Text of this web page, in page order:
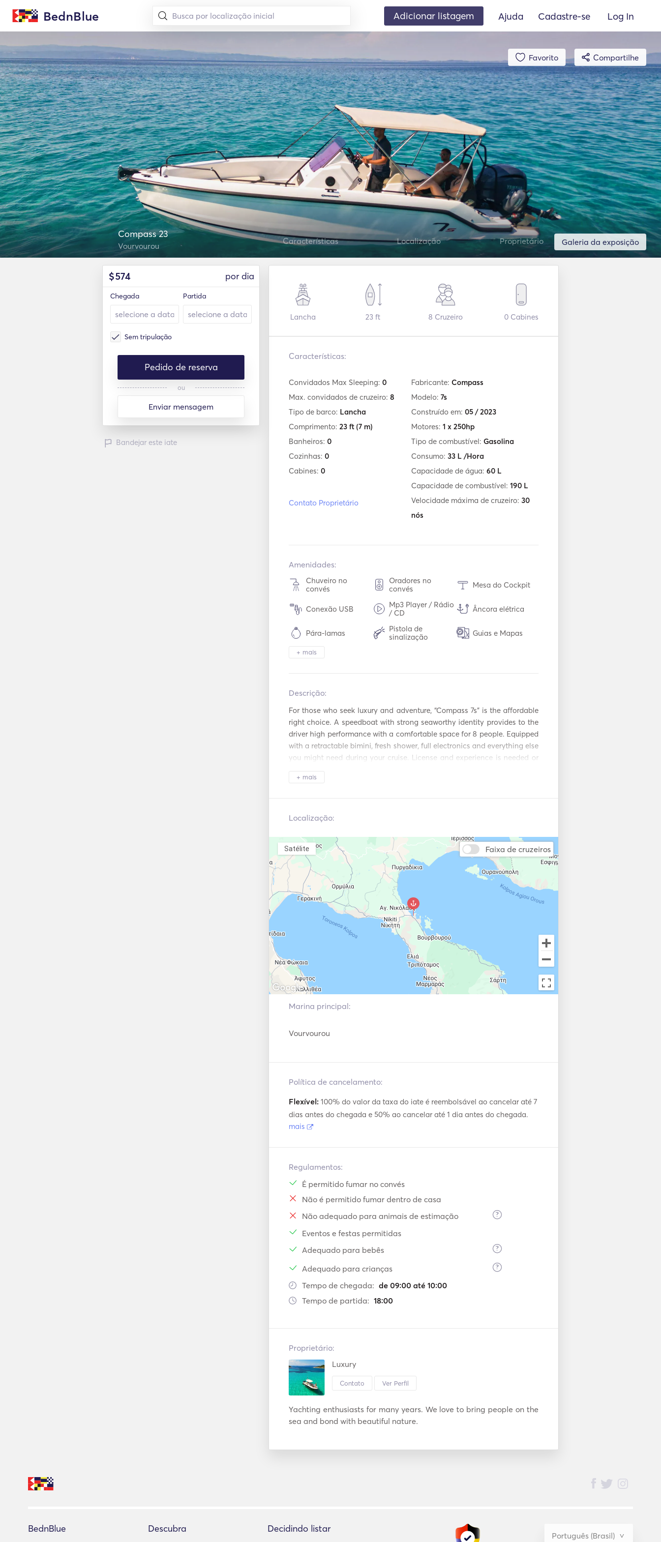
BednBlue Adicionar listagem Ajuda Cadastre-se Log In
Favorito Compartilhe
Galeria da exposição
Compass 23
Vourvourou Características Localização Proprietário
$574 por dia
Chegada Partida
Sem tripulação
Pedido de reserva
ou
Enviar mensagem
Bandejar este iate
Lancha 23 ft 8 Cruzeiro 0Cabines
Características:
Convidados Max Sleeping: 0
Max. convidados de cruzeiro: 8
Tipo de barco: Lancha
Comprimento: 23 ft (7 m)
Banheiros: 0
Cozinhas: 0
Cabines: 0
Contato Proprietário
Fabricante: Compass
Modelo: 7s
Construído em: 05 / 2023
Motores: 1 x 250hp
Tipo de combustível: Gasolina
Consumo: 33 L /Hora
Capacidade de água: 60 L
Capacidade de combustível: 190 L
Velocidade máxima de cruzeiro: 30
nós
Amenidades:
Chuveiro no
convés
Oradores no
convés
Mesa do Cockpit
Conexão USB
Mp3 Player / Rádio
/ CD
Âncora elétrica
Pára-lamas
Pistola de
sinalização
Guias e Mapas
Extintores portáteis
+ mais
Descrição:
For those who seek luxury and adventure, “Compass 7s” is the affordable
right choice. A speedboat with strong seaworthy identity provides to the
driver high performance with a comfortable space for 8 people. Equipped
with a retractable bimini, fresh shower, full electronics and everything else
you might need during your cruise. License and experience is needed or
+ mais
Localização:
Faixa de cruzeiros
Satélite
Marina principal:
Vourvourou
Política de cancelamento:
Flexível: 100% do valor da taxa do iate é reembolsável ao cancelar até 7
dias antes do chegada e 50% ao cancelar até 1 dia antes do chegada.
mais
Regulamentos:
É permitido fumar no convés
Não é permitido fumar dentro de casa
Não adequado para animais de estimação
?
Eventos e festas permitidas
Adequado para bebês
?
Adequado para crianças ?
Tempo de chegada: de 09:00 até 10:00
Tempo de partida: 18:00
Proprietário:
Luxury
Contato Ver Perfil
Yachting enthusiasts for many years. We love to bring people on the
sea and bond with beautiful nature.
BednBlue Descubra Decidindo listar